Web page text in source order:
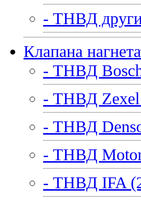
- ТНВД
Клапана
- ТНВД
- ТНВД Zexel
- ТНВД
- ТНВД
- ТНВД IFA